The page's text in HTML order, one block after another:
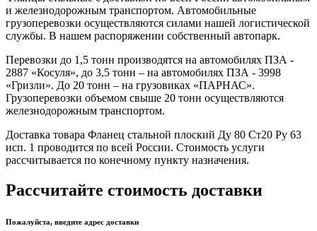
и железнодорожным транспортом. Автомобильные
грузоперевозки осуществляются силами нашей логистической
службы. В нашем распоряжении собственный автопарк.
Перевозки до 1,5 тонн производятся на автомобилях ПЗА -
2887 «Косуля», до 3,5 тонн – на автомобилях ПЗА - 3998
«Гризли». До 20 тонн – на грузовиках «ПАРНАС».
Грузоперевозки объемом свыше 20 тонн осуществляются
железнодорожным транспортом.
Доставка товара Фланец стальной плоский Ду 80 Ст20 Ру 63
исп. 1 проводится по всей России. Стоимость услуги
рассчитывается по конечному пункту назначения.
Рассчитайте стоимость доставки
Пожалуйста, введите адрес доставки